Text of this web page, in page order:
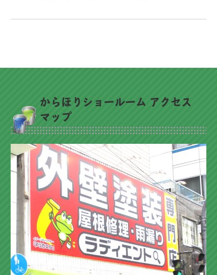
からほりショールーム アクセス
マップ